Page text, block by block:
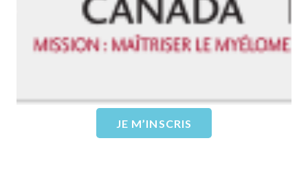
EN SAVOIR PLUS
JE M’INSCRIS